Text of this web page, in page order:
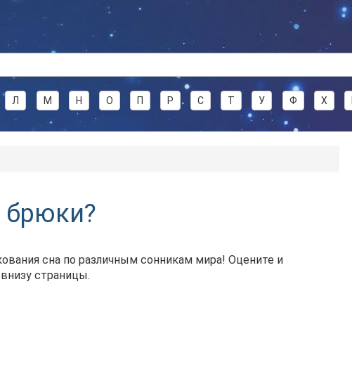
Л М Н О П Р С Т У Ф Х
брюки?
сна по различным сонникам мира! Оцените и
страницы.